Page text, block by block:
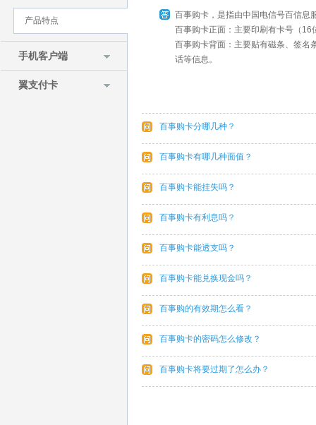
产品特点
手机客户端
翼支付卡
百事购卡，是指由中国电信号百信息
百事购卡正面：主要印刷有卡号（16
百事购卡背面：主要贴有磁条、签名
话等信息。
百事购卡分哪几种？
百事购卡有哪几种面值？
百事购卡能挂失吗？
百事购卡有利息吗？
百事购卡能透支吗？
百事购卡能兑换现金吗？
百事购的有效期怎么看？
百事购卡的密码怎么修改？
百事购卡将要过期了怎么办？